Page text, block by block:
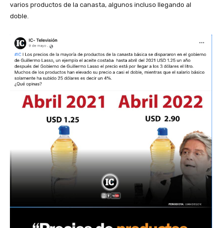
varios productos de la canasta, algunos incluso llegando al
doble.